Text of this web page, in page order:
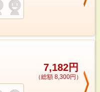
7,182円
（総額 8,300円）